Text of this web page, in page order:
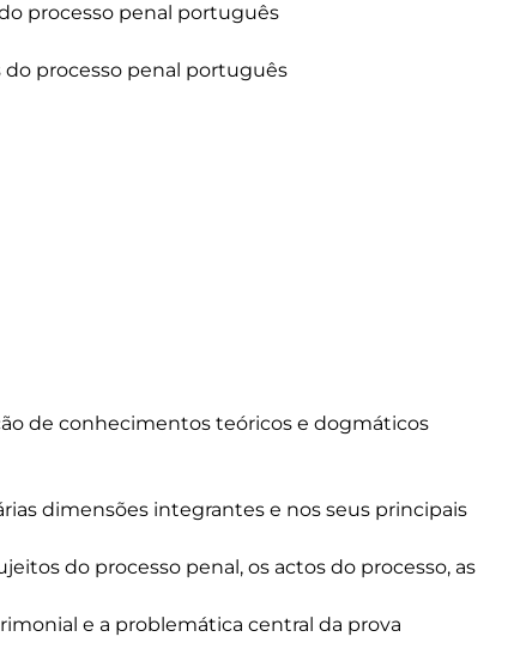
processo penal português
processo penal português
de conhecimentos teóricos e dogmáticos
dimensões integrantes e nos seus principais
do processo penal, os actos do processo, as
e a problemática central da prova